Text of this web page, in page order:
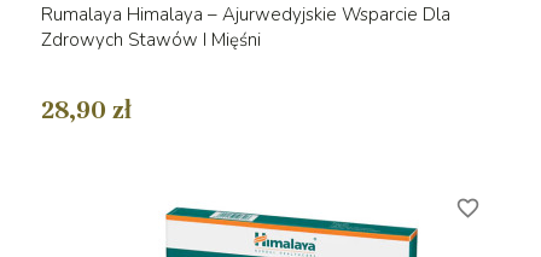
Rumalaya Himalaya – Ajurwedyjskie Wsparcie Dla
Zdrowych Stawów I Mięśni
28,90 zł
favorite_border